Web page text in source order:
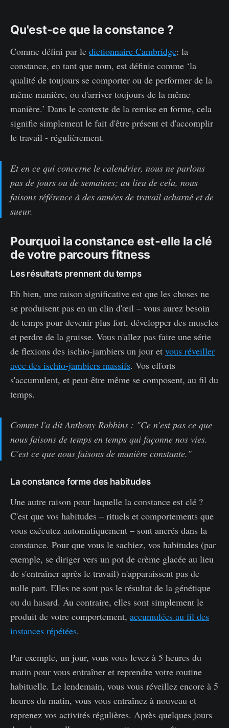
Qu'est-ce que la constance ?
Comme défini par le dictionnaire Cambridge: la
constance, en tant que nom, est définie comme ‘la
qualité de toujours se comporter ou de performer de la
même manière, ou d'arriver toujours de la même
manière.’ Dans le contexte de la remise en forme, cela
signifie simplement le fait d'être présent et d'accomplir
le travail - régulièrement.
Et en ce qui concerne le calendrier, nous ne parlons
pas de jours ou de semaines; au lieu de cela, nous
faisons référence à des années de travail acharné et de
sueur.
Pourquoi la constance est-elle la clé
de votre parcours fitness
Les résultats prennent du temps
Eh bien, une raison significative est que les choses ne
se produisent pas en un clin d'œil – vous aurez besoin
de temps pour devenir plus fort, développer des muscles
et perdre de la graisse. Vous n'allez pas faire une série
de flexions des ischio-jambiers un jour et vous réveiller
avec des ischio-jambiers massifs. Vos efforts
s'accumulent, et peut-être même se composent, au fil du
temps.
Comme l'a dit Anthony Robbins : "Ce n'est pas ce que
nous faisons de temps en temps qui façonne nos vies.
C'est ce que nous faisons de manière constante."
La constance forme des habitudes
Une autre raison pour laquelle la constance est clé ?
C'est que vos habitudes – rituels et comportements que
vous exécutez automatiquement – sont ancrés dans la
constance. Pour que vous le sachiez, vos habitudes (par
exemple, se diriger vers un pot de crème glacée au lieu
de s'entraîner après le travail) n'apparaissent pas de
nulle part. Elles ne sont pas le résultat de la génétique
ou du hasard. Au contraire, elles sont simplement le
produit de votre comportement, accumulées au fil des
instances répétées.
Par exemple, un jour, vous vous levez à 5 heures du
matin pour vous entraîner et reprendre votre routine
habituelle. Le lendemain, vous vous réveillez encore à 5
heures du matin, vous vous entraînez à nouveau et
reprenez vos activités régulières. Après quelques jours